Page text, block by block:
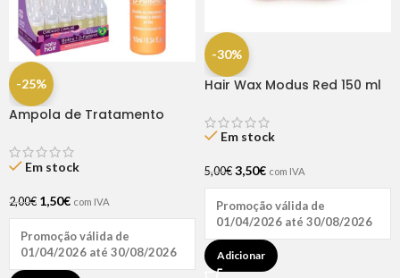
-25%
Ampola de Tratamento
Hair (1 UNIDADE)
Em stock
2,00€ 1,50€ com IVA
Promoção válida de
01/04/2026 até 30/08/2026
-30%
Hair Wax Modus Red 150 ml
Em stock
5,00€ 3,50€ com IVA
Promoção válida de
01/04/2026 até 30/08/2026
Adicionar